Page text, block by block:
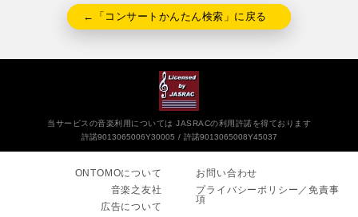
←「コンサートかんたん検索」に戻る
当サービスの音楽利用については JASRACの利用許諾を得ております
許諾9013065006Y30005
許諾9013065008Y45037
ONTOMOについて
音楽之友社
広告について
お問い合わせ
プライバシーポリシー／免責事
項